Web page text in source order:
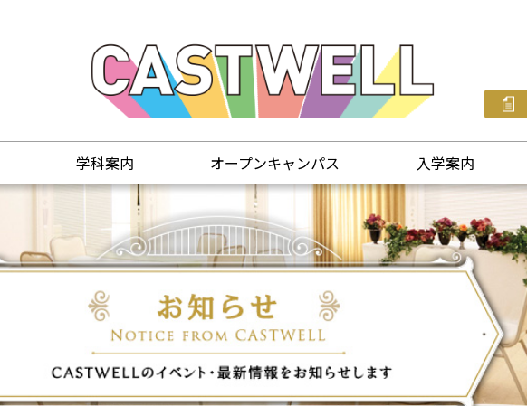
学科案内 オープンキャンパス 入学案内